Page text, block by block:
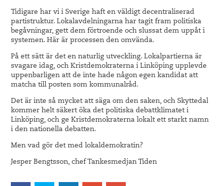
Tidigare har vi i Sverige haft en väldigt decentraliserad
partistruktur. Lokalavdelningarna har tagit fram politiska
begåvningar, gett dem förtroende och slussat dem uppåt i
systemen. Här är processen den omvända.
På ett sätt är det en naturlig utveckling. Lokalpartierna är
svagare idag, och Kristdemokraterna i Linköping upplevde
uppenbarligen att de inte hade någon egen kandidat att
matcha till posten som kommunalråd.
Det är inte så mycket att säga om den saken, och Skyttedal
kommer helt säkert öka det politiska debattklimatet i
Linköping, och ge Kristdemokraterna lokalt ett starkt namn
i den nationella debatten.
Men vad gör det med lokaldemokratin?
Jesper Bengtsson, chef Tankesmedjan Tiden